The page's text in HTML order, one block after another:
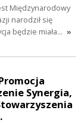
Międzynarodowy
narodził się
będzie miała… »
Synergia,